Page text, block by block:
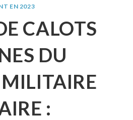
EN 2023
CALOTS
DU
: